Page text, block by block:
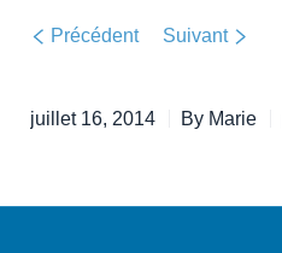
Précédent Suivant
juillet 16, 2014 By Marie